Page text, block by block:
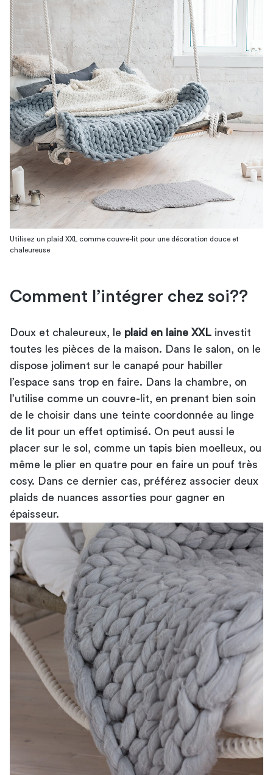
Utilisez un plaid XXL comme couvre-lit pour une décoration douce et
chaleureuse
Comment l’intégrer chez soi??
Doux et chaleureux, le plaid en laine XXL investit
toutes les pièces de la maison. Dans le salon, on le
dispose joliment sur le canapé pour habiller
l’espace sans trop en faire. Dans la chambre, on
l’utilise comme un couvre-lit, en prenant bien soin
de le choisir dans une teinte coordonnée au
linge
de lit pour un effet optimisé. On peut aussi le
placer sur le sol, comme un tapis bien moelleux, ou
même le plier en quatre pour en faire un pouf très
cosy. Dans ce dernier cas, préférez associer deux
plaids de nuances assorties pour gagner en
épaisseur.